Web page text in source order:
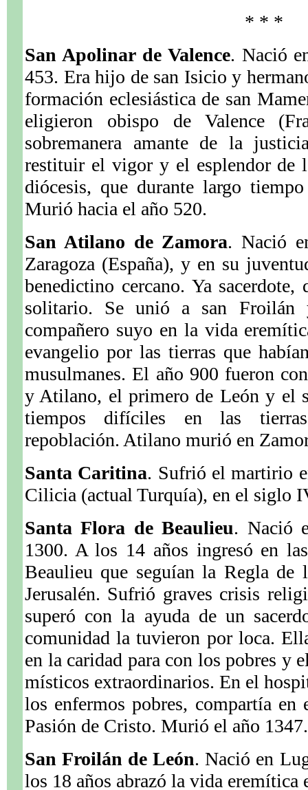
* * *
San Apolinar de Valence. Nació
453. Era hijo de san Isicio y
formación eclesiástica de san
eligieron obispo de Valence
sobremanera amante de la
restituir el vigor y el esplendor de
diócesis, que durante largo
Murió hacia el año 520.
San Atilano de Zamora. Nació
Zaragoza (España), y en su
benedictino cercano. Ya
solitario. Se unió a san Froilán
compañero suyo en la vida
evangelio por las tierras que
musulmanes. El año 900 fueron
y Atilano, el primero de León y el
tiempos difíciles en las
repoblación. Atilano murió en
Santa Caritina. Sufrió el martirio
Cilicia (actual Turquía), en el siglo
Santa Flora de Beaulieu. Nació
1300. A los 14 años ingresó en
Beaulieu que seguían la Regla de
Jerusalén. Sufrió graves crisis
superó con la ayuda de un
comunidad la tuvieron por loca.
en la caridad para con los pobres y
místicos extraordinarios. En el
los enfermos pobres, compartía
Pasión de Cristo. Murió el año 1347.
San Froilán de León. Nació en
los 18 años abrazó la vida eremítica